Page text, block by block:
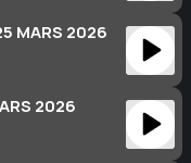
MARS 2026
2026